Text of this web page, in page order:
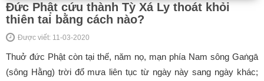
Đức Phật cứu thành Tỳ Xá Ly thoát khỏi
thiên tai bằng cách nào?
Được viết: 11-03-2020
Thuở đức Phật còn tại thế, năm nọ, mạn phía Nam sông Gaṅgā
(sông Hằng) trời đổ mưa liên tục từ ngày này sang ngày khác;